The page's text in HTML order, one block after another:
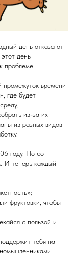
день отказа от
день
проблеме
промежуток времени
где будет
из-за их
из разных видов
году. Но со
И теперь каждый
фруктовки, чтобы
с пользой и
тебя на